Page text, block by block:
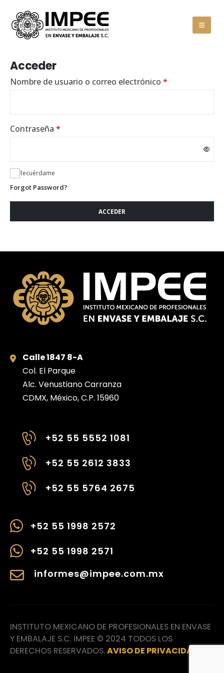
Acceder
Nombre de usuario o correo electrónico *
Contraseña *
Recuérdame
Forgot Password?
ACCEDER
Calle 1847 8-A
Col. El Parque
Alc. Venustiano Carranza
CDMX, México, C.P. 15960
+52 55 5552 1081
+52 55 2612 3833
+52 55 5764 2675
+52 55 1998 2572
+52 55 1998 2571
informes@impee.com.mx
INSTITUTO MEXICANO DE PROFESIONALES EN ENVASE
Y EMBALAJE S.C. IMPEE © 2024 TODOS LOS
DERECHOS RESERVADOS.AVISO DE PRIVACIDAD